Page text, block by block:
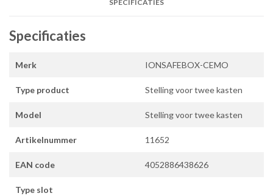
SPECIFICATIES
Specificaties
Merk IONSAFEBOX-CEMO
Type product Stelling voor twee kasten
Model Stelling voor twee kasten
Artikelnummer 11652
EAN code 4052886438626
Type slot